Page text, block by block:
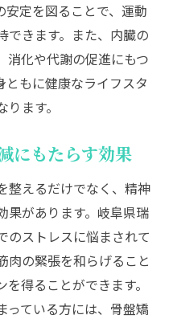
きポイント
メソッド
受けるメリット
え
安定を図ることで、運動
できます。また、内臓の
消化や代謝の促進にもつ
ともに健康なライフスタ
ます。
にもたらす効果
整えるだけでなく、精神
果があります。岐阜県瑞
のストレスに悩まされて
肉の緊張を和らげること
得ることができます。
っている方には、骨盤矯